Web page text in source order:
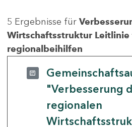
5 Ergebnisse für
Wirtschaftsstruktur Leitlinie
regionalbeihilfen
"Verbesserung
regionalen